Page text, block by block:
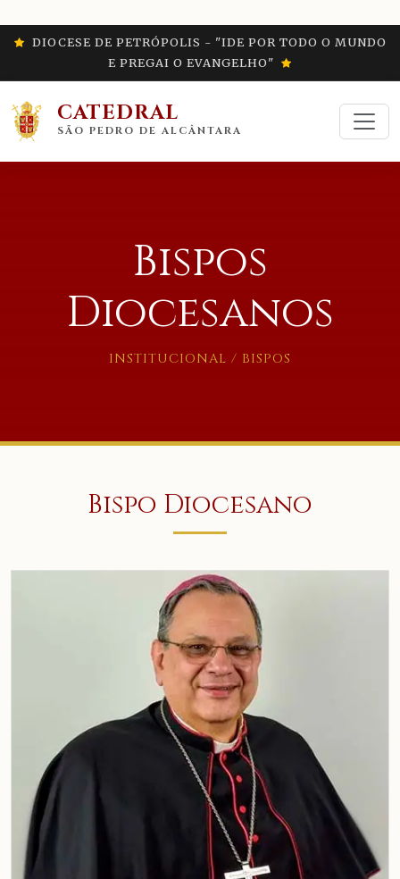
DIOCESE DE PETRÓPOLIS - "IDE POR TODO O MUNDO
E PREGAI O EVANGELHO"
CATEDRAL
SÃO PEDRO DE ALCÂNTARA
Bispos
Diocesanos
INSTITUCIONAL / BISPOS
Bispo Diocesano